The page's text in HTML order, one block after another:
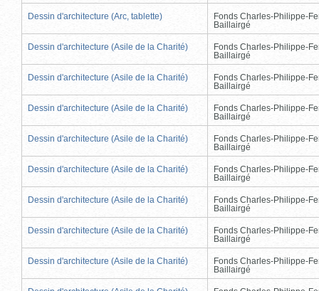
Dessin d'architecture (Arc, tablette)
Fonds Charles-Philippe-
Baillairgé
Dessin d'architecture (Asile de la Charité)
Fonds Charles-Philippe-
Baillairgé
Dessin d'architecture (Asile de la Charité)
Fonds Charles-Philippe-
Baillairgé
Dessin d'architecture (Asile de la Charité)
Fonds Charles-Philippe-
Baillairgé
Dessin d'architecture (Asile de la Charité)
Fonds Charles-Philippe-
Baillairgé
Dessin d'architecture (Asile de la Charité)
Fonds Charles-Philippe-
Baillairgé
Dessin d'architecture (Asile de la Charité)
Fonds Charles-Philippe-
Baillairgé
Dessin d'architecture (Asile de la Charité)
Fonds Charles-Philippe-
Baillairgé
Dessin d'architecture (Asile de la Charité)
Fonds Charles-Philippe-
Baillairgé